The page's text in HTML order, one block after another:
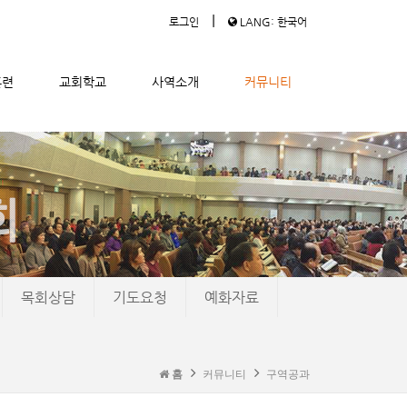
로그인 | LANG: 한국어
교회학교 사역소개 커뮤니티
목회상담 기도요청 예화자료
홈 커뮤니티 구역공과